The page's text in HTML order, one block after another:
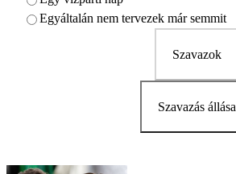
Egyáltalán nem tervezek már semmit
Szavazok
Szavazás állása